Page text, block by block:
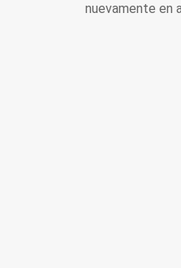
nuevamente en